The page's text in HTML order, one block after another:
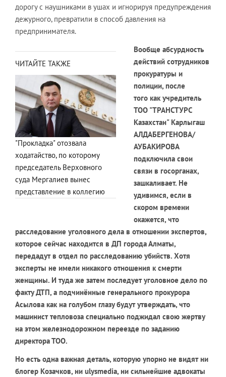
дорогу с наушниками в ушах и игнорируя предупреждения
дежурного, превратили в способ давления на
предпринимателя.
ЧИТАЙТЕ ТАКЖЕ
"Прокладка" отозвала
ходатайство, по которому
председатель Верховного
суда Мергалиев вынес
представление в коллегию
Вообще абсурдность
действий сотрудников
прокуратуры и
полиции, после
того как учредитель
ТОО "ТРАНСТУРС
Казахстан" Карлыгаш
АЛДАБЕРГЕНОВА/
АУБАКИРОВА
подключила свои
связи в госорганах,
зашкаливает. Не
удивимся, если в
скором времени
окажется, что
расследование уголовного дела в отношении экспертов,
которое сейчас находится в ДП города Алматы,
передадут в отдел по расследованию убийств. Хотя
эксперты не имели никакого отношения к смерти
женщины. И туда же затем последует уголовное дело по
факту ДТП, а подчинённые генерального прокурора
Асылова как на голубом глазу будут утверждать, что
машинист тепловоза специально поджидал свою жертву
на этом железнодорожном переезде по заданию
директора ТОО.
Но есть одна важная деталь, которую упорно не видят ни
блогер Козачков, ни ulysmedia, ни сильнейшие адвокаты